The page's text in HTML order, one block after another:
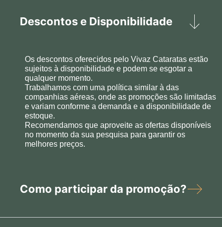
Descontos e Disponibilidade
Os descontos oferecidos pelo Vivaz Cataratas estão
sujeitos à disponibilidade e podem se esgotar a
qualquer momento.
Trabalhamos com uma política similar à das
companhias aéreas, onde as promoções são limitadas
e variam conforme a demanda e a disponibilidade de
estoque.
Recomendamos que aproveite as ofertas disponíveis
no momento da sua pesquisa para garantir os
melhores preços.
Como participar da promoção?